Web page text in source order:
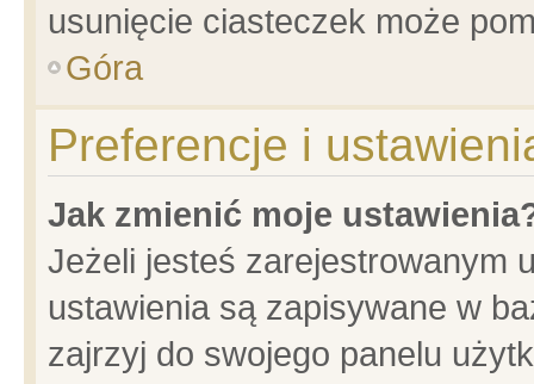
usunięcie ciasteczek może
Góra
Preferencje i
Jak zmienić moje
Jeżeli jesteś zarejestrowanym
ustawienia są zapisywane w
zajrzyj do swojego panelu